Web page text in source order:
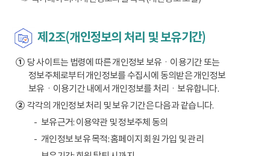
제2조(개인정보의 처리 및 보유기간)
①당 사이트는 법령에 따른 개인정보 보유ㆍ이용기간 또는
정보주체로부터 개인정보를 수집시에 동의받은 개인정보
보유ㆍ이용기간 내에서 개인정보를 처리ㆍ보유합니다.
②각각의 개인정보 처리 및 보유 기간은 다음과 같습니다.
보유근거: 이용약관 및 정보주체 동의
개인정보 보유 목적: 홈페이지 회원 가입 및 관리